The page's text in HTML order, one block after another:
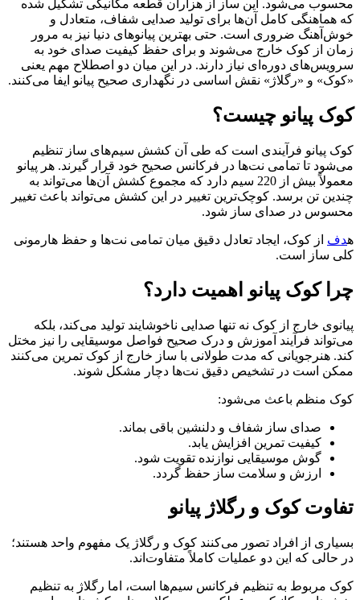
محسوب می‌شود. این ساز از هزاران قطعه مکانیکی تشکیل شده
که هماهنگی کامل آن‌ها برای تولید صدایی شفاف، متعادل و
خوش‌آهنگ ضروری است. حتی بهترین پیانوهای دنیا نیز به مرور
زمان از کوک خارج می‌شوند و برای حفظ کیفیت صدای خود به
سرویس‌های دوره‌ای نیاز دارند. در این میان دو اصطلاح مهم یعنی
«کوک» و «رگلاژ» نقش اساسی در نگهداری صحیح پیانو ایفا می‌کنند.
کوک پیانو چیست؟
کوک پیانو فرآیندی است که طی آن کشش سیم‌های ساز تنظیم
می‌شود تا تمامی نت‌ها در فرکانس صحیح خود قرار گیرند. هر پیانو
معمولاً بیش از 220 سیم دارد که مجموع کشش آن‌ها می‌تواند به
چندین تن برسد. کوچک‌ترین تغییر در این کشش می‌تواند باعث تغییر
محسوس در صدای ساز شود.
هدف از کوک، ایجاد تعادل دقیق میان تمامی نت‌ها و حفظ هارمونی
کلی ساز است.
چرا کوک پیانو اهمیت دارد؟
پیانوی خارج از کوک نه تنها صدایی ناخوشایند تولید می‌کند، بلکه
می‌تواند فرآیند آموزش و درک صحیح فواصل موسیقایی را نیز مختل
کند. هنرجویانی که مدت طولانی با ساز خارج از کوک تمرین می‌کنند
ممکن است در تشخیص دقیق نت‌ها دچار مشکل شوند.
کوک منظم باعث می‌شود:
صدای ساز شفاف و دلنشین باقی بماند.
کیفیت تمرین افزایش یابد.
گوش موسیقایی نوازنده تقویت شود.
ارزش و سلامت ساز حفظ گردد.
تفاوت کوک و رگلاژ پیانو
بسیاری از افراد تصور می‌کنند کوک و رگلاژ یک مفهوم واحد هستند؛
در حالی که این دو عملیات کاملاً متفاوت‌اند.
کوک مربوط به تنظیم فرکانس سیم‌ها است، اما رگلاژ به تنظیم